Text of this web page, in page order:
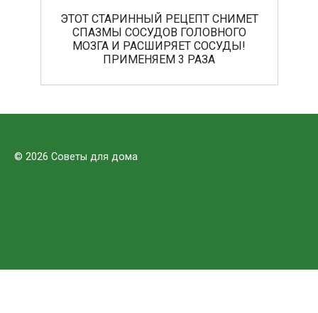
ЭТОТ СТАРИННЫЙ РЕЦЕПТ СНИМЕТ
СПАЗМЫ СОСУДОВ ГОЛОВНОГО
МОЗГА И РАСШИРЯЕТ СОСУДЫ!
ПРИМЕНЯЕМ 3 РАЗА
© 2026 Советы для дома